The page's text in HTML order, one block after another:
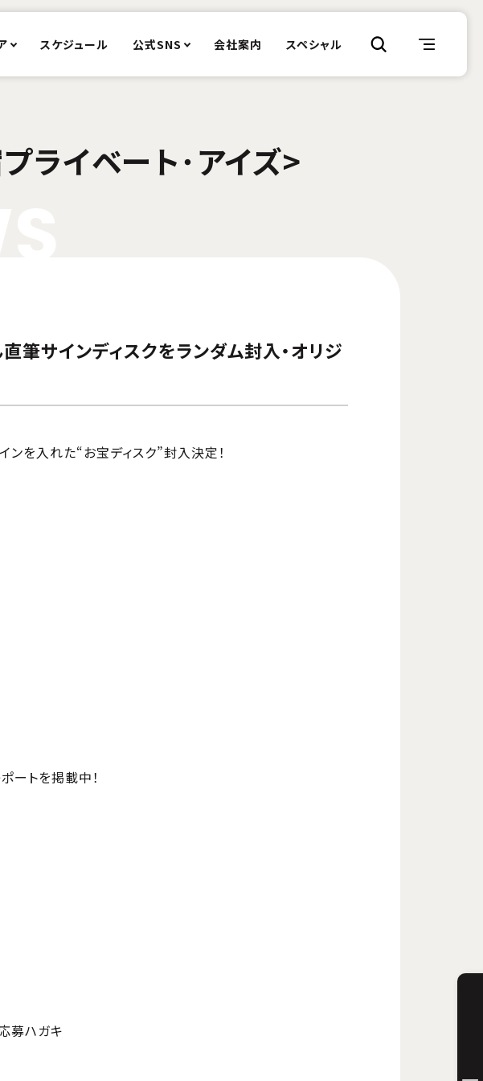
スケジュール 公式SNS 会社案内 スペシャル
ライベート･アイズ>
サインディスクをランダム封入・オリジ
を入れた“お宝ディスク”封入決定！
ートを掲載中！
募ハガキ